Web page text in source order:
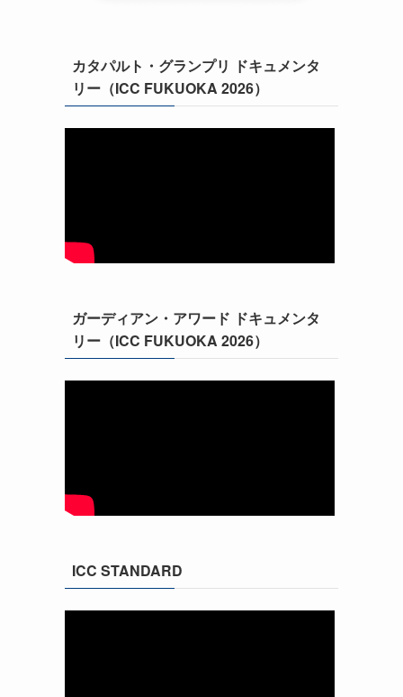
カタパルト・グランプリ ドキュメンタ
リー（ICC FUKUOKA 2026）
ガーディアン・アワード ドキュメンタ
リー（ICC FUKUOKA 2026）
ICC STANDARD